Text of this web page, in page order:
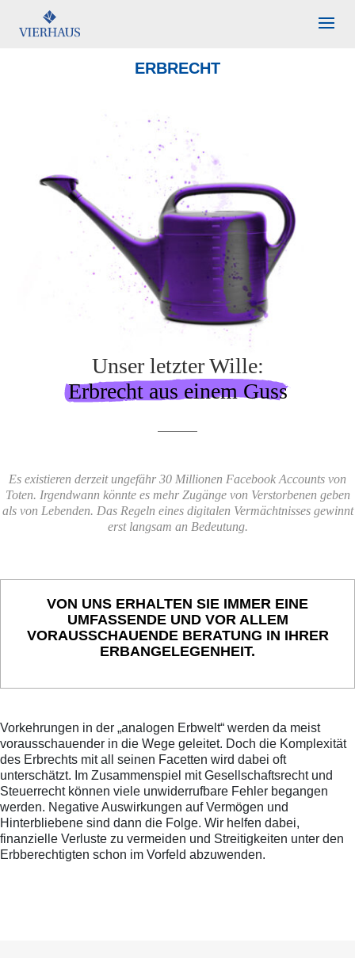
ERBRECHT
Unser letzter Wille:
Erbrecht aus einem Guss
Es existieren derzeit ungefähr 30 Millionen Facebook Accounts von
Toten. Irgendwann könnte es mehr Zugänge von Verstorbenen geben
als von Lebenden. Das Regeln eines digitalen Vermächtnisses gewinnt
erst langsam an Bedeutung.
VON UNS ERHALTEN SIE IMMER EINE
UMFASSENDE UND VOR ALLEM
VORAUSSCHAUENDE BERATUNG IN IHRER
ERBANGELEGENHEIT.
Vorkehrungen in der „analogen Erbwelt“ werden da meist
vorausschauender in die Wege geleitet. Doch die Komplexität
des Erbrechts mit all seinen Facetten wird dabei oft
unterschätzt. Im Zusammenspiel mit Gesellschaftsrecht und
Steuerrecht können viele unwiderrufbare Fehler begangen
werden. Negative Auswirkungen auf Vermögen und
Hinterbliebene sind dann die Folge. Wir helfen dabei,
finanzielle Verluste zu vermeiden und Streitigkeiten unter den
Erbberechtigten schon im Vorfeld abzuwenden.